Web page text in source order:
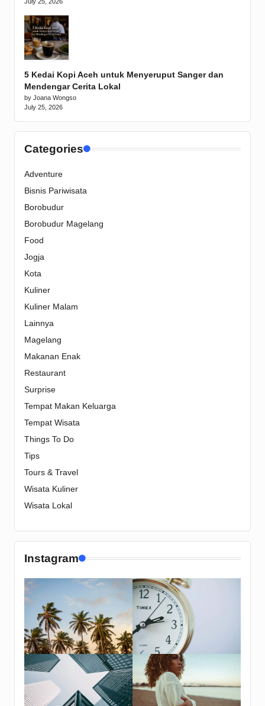
5 Kedai Kopi Aceh untuk Menyeruput Sanger dan
Mendengar Cerita Lokal
by Joana Wongso
July 25, 2026
Categories
Adventure
Bisnis Pariwisata
Borobudur
Borobudur Magelang
Food
Jogja
Kota
Kuliner
Kuliner Malam
Lainnya
Magelang
Makanan Enak
Restaurant
Surprise
Tempat Makan Keluarga
Tempat Wisata
Things To Do
Tips
Tours & Travel
Wisata Kuliner
Wisata Lokal
Instagram